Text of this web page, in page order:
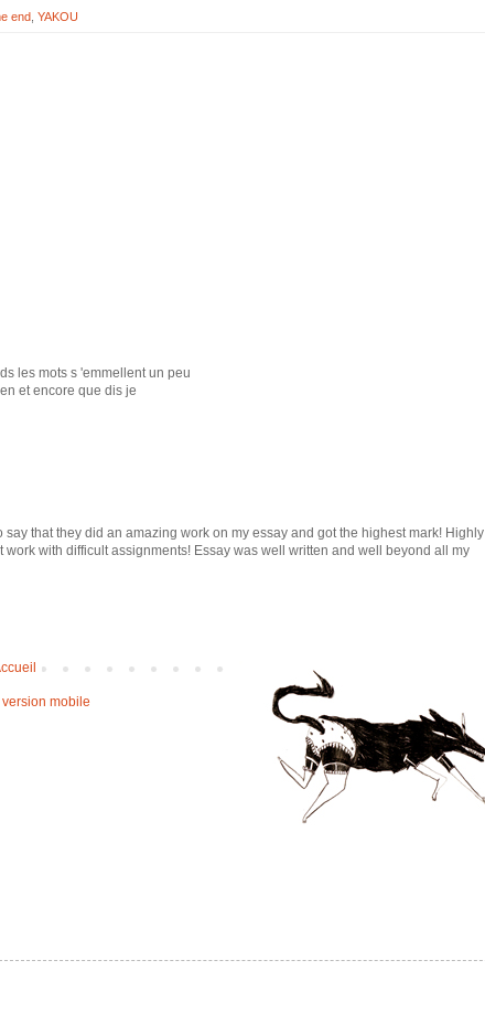
end YAKOU
les mots s 'emmellent un peu
et encore que dis je
that they did an amazing work on my essay and got the highest mark! Highly
with difficult assignments! Essay was well written and well beyond all my
mobile